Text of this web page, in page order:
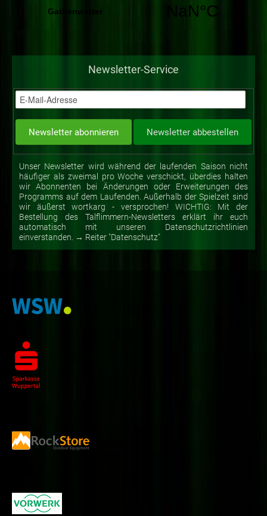
Newsletter-Service
Unser Newsletter wird während der laufenden Saison nicht
häufiger als zweimal pro Woche verschickt, überdies halten
wir Abonnenten bei Änderungen oder Erweiterungen des
Programms auf dem Laufenden. Außerhalb der Spielzeit sind
wir äußerst wortkarg - versprochen! WICHTIG: Mit der
Bestellung des Talflimmern-Newsletters erklärt ihr euch
automatisch mit unseren Datenschutzrichtlinien
einverstanden. → Reiter "Datenschutz"